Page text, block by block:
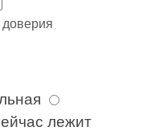
доверия
лежит